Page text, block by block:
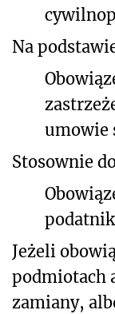
Na
umowie
Stosownie
Jeżeli
podmiotach
zamiany,